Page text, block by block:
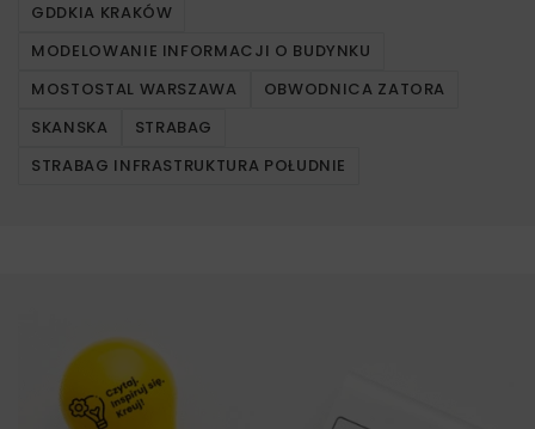
GDDKIA KRAKÓW
MODELOWANIE INFORMACJI O BUDYNKU
MOSTOSTAL WARSZAWA
OBWODNICA ZATORA
SKANSKA
STRABAG
STRABAG INFRASTRUKTURA POŁUDNIE